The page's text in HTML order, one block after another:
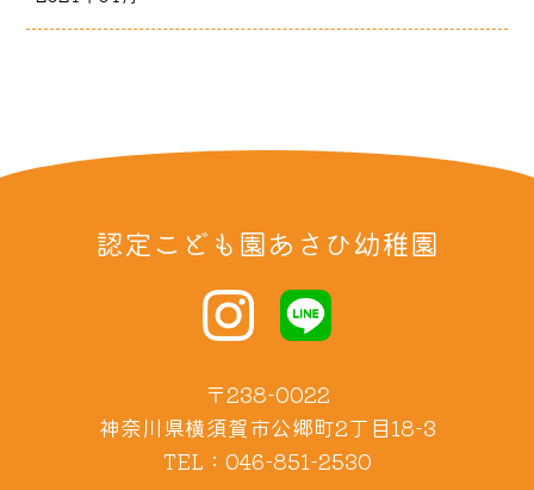
認定こども園あさひ幼稚園
〒238-0022
神奈川県横須賀市公郷町2丁目18-3
TEL：046-851-2530